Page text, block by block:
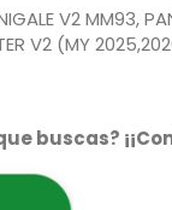
V2 MM93,
V2 (MY
buscas?